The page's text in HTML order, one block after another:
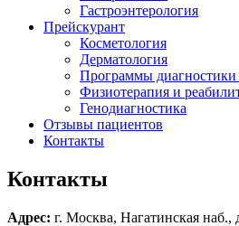
Гастроэнтерология
Прейскурант
Косметология
Дерматология
Программы диагностики
Физиотерапия и
Генодиагностика
Отзывы пациентов
Контакты
Контакты
Адрес: г. Москва, Нагатинская наб.,